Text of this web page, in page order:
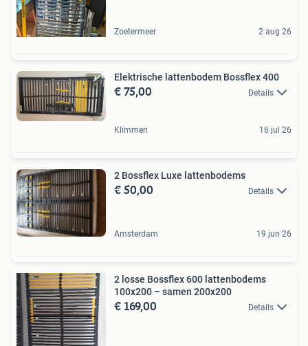
Zoetermeer 2 aug 26
Elektrische lattenbodem Bossflex 400
€ 75,00 Details
Klimmen 16 jul 26
2 Bossflex Luxe lattenbodems
€ 50,00 Details
Amsterdam 19 jun 26
2 losse Bossflex 600 lattenbodems
100x200 – samen 200x200
€ 169,00 Details